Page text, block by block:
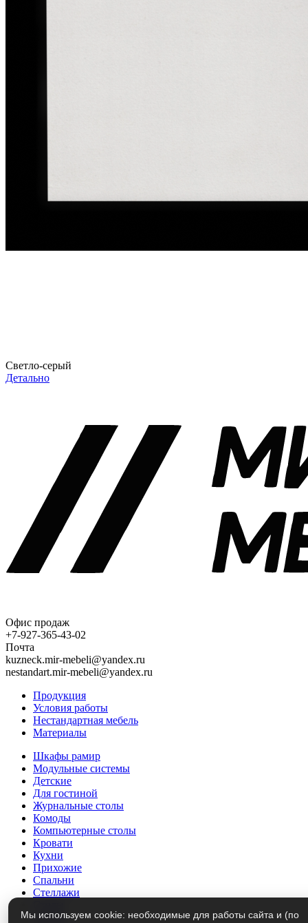
Светло-серый
Детально
Офис продаж
+7-927-365-43-02
Почта
kuzneck.mir-mebeli@yandex.ru
nestandart.mir-mebeli@yandex.ru
Продукция
Условия работы
Нестандартная мебель
Материалы
Шкафы рамир
Модульные системы
Детские
Для гостиной
Журнальные столы
Комоды
Компьютерные столы
Кровати
Кухни
Прихожие
Спальни
Стеллажи
Трюмо
Мы используем cookie: необходимые для работы сайта и (по